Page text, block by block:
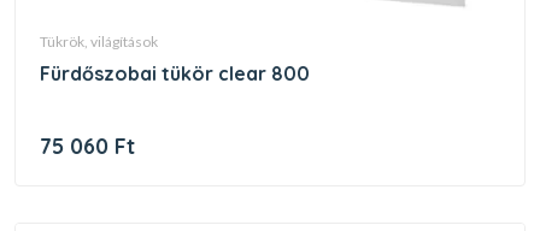
tükrök, világítások
fürdőszobai tükör clear 800
75 060 Ft